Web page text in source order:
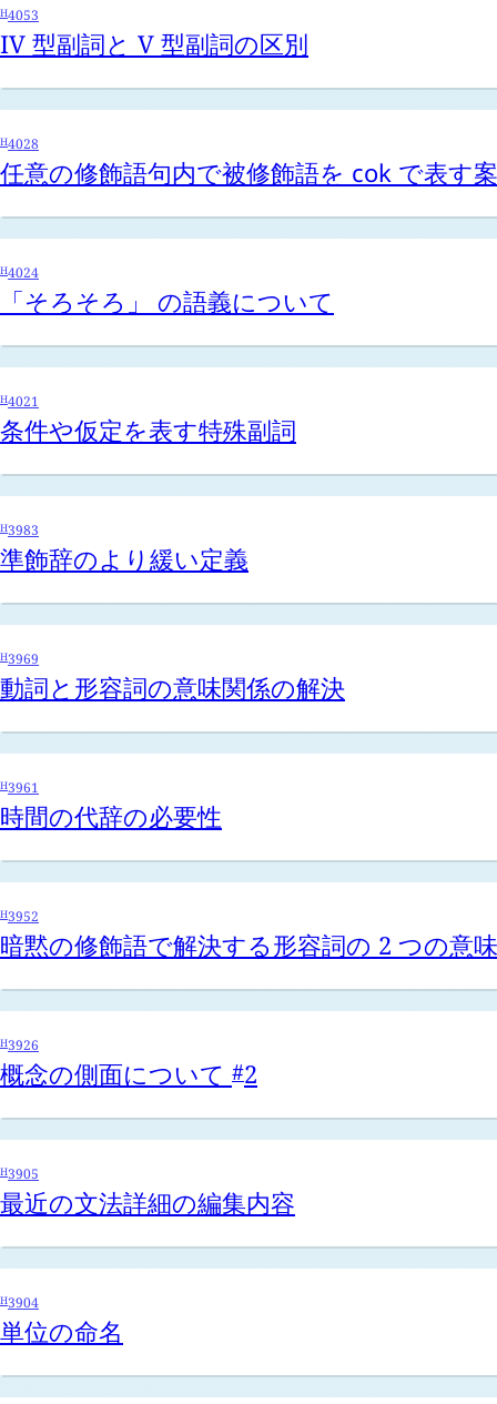
H4053
IV 型副詞と V 型副詞の区別
H4028
任意の修飾語句内で被修飾語を cok で表す
H4024
「そろそろ」 の語義について
H4021
条件や仮定を表す特殊副詞
H3983
準飾辞のより緩い定義
H3969
動詞と形容詞の意味関係の解決
H3961
時間の代辞の必要性
H3952
暗黙の修飾語で解決する形容詞の 2 つの意味
H3926
概念の側面について #2
H3905
最近の文法詳細の編集内容
H3904
単位の命名